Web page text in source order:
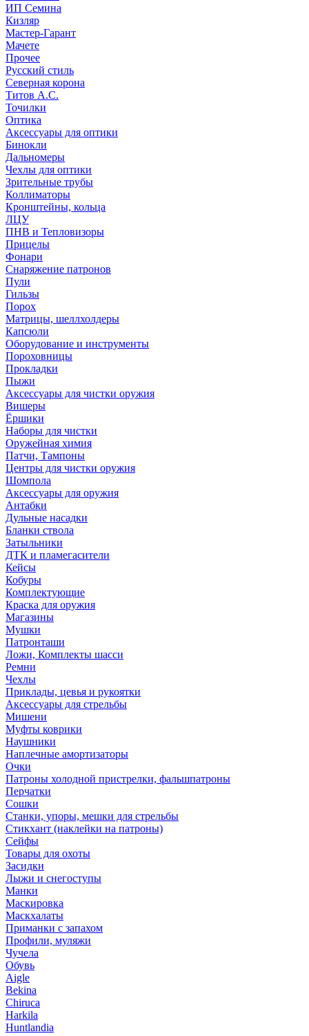
ИП Семина
Кизляр
Мастер-Гарант
Мачете
Прочее
Русский стиль
Северная корона
Титов А.С.
Точилки
Оптика
Аксессуары для оптики
Бинокли
Дальномеры
Чехлы для оптики
Зрительные трубы
Коллиматоры
Кронштейны, кольца
ЛЦУ
ПНВ и Тепловизоры
Прицелы
Фонари
Снаряжение патронов
Пули
Гильзы
Порох
Матрицы, шеллхолдеры
Капсюли
Оборудование и инструменты
Пороховницы
Прокладки
Пыжи
Аксессуары для чистки оружия
Вишеры
Ёршики
Наборы для чистки
Оружейная химия
Патчи, Тампоны
Центры для чистки оружия
Шомпола
Аксессуары для оружия
Антабки
Дульные насадки
Бланки ствола
Затыльники
ДТК и пламегасители
Кейсы
Кобуры
Комплектующие
Краска для оружия
Магазины
Мушки
Патронташи
Ложи, Комплекты шасси
Ремни
Чехлы
Приклады, цевья и рукоятки
Аксессуары для стрельбы
Мишени
Муфты коврики
Наушники
Наплечные амортизаторы
Очки
Патроны холодной пристрелки, фальшпатроны
Перчатки
Сошки
Станки, упоры, мешки для стрельбы
Стикхант (наклейки на патроны)
Сейфы
Товары для охоты
Засидки
Лыжи и снегоступы
Манки
Маскировка
Маскхалаты
Приманки с запахом
Профили, муляжи
Чучела
Обувь
Aigle
Bekina
Chiruсa
Harkila
Huntlandia